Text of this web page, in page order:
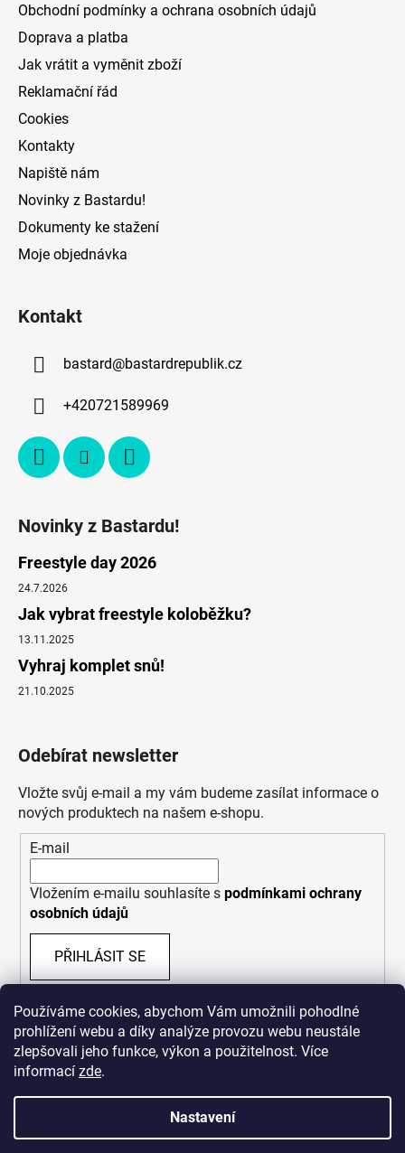
Používáme cookies, abychom Vám umožnili pohodlné
prohlížení webu a díky analýze provozu webu neustále
zlepšovali jeho funkce, výkon a použitelnost. Více
informací zde.
Nastavení
Obchodní podmínky a ochrana osobních údajů
Doprava a platba
Jak vrátit a vyměnit zboží
Reklamační řád
Cookies
Kontakty
Napiště nám
Novinky z Bastardu!
Dokumenty ke stažení
Moje objednávka
Kontakt
bastard@bastardrepublik.cz
+420721589969
Novinky z Bastardu!
Freestyle day 2026
24.7.2026
Jak vybrat freestyle koloběžku?
13.11.2025
Vyhraj komplet snů!
21.10.2025
Odebírat newsletter
Vložte svůj e-mail a my vám budeme zasílat informace o
nových produktech na našem e-shopu.
E-mail
Vložením e-mailu souhlasíte s podmínkami ochrany
osobních údajů
PŘIHLÁSIT SE